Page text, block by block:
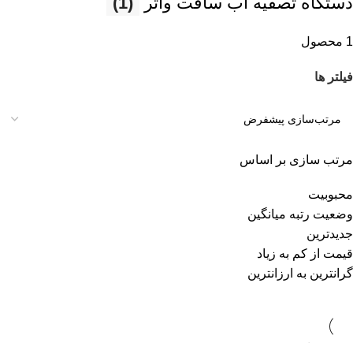
1 محصول
فیلتر ها
مرتب سازی بر اساس
محبوبیت
وضعیت رتبه میانگین
جدیدترین
قیمت از کم به زیاد
گرانترین به ارزانترین